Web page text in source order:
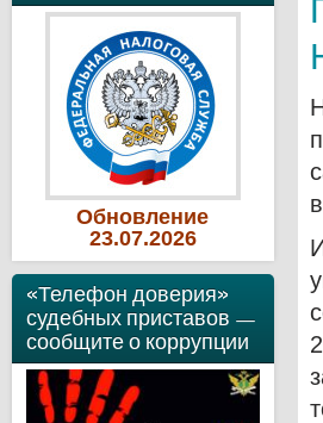
Обновление
23.07.2026
«Телефон доверия»
судебных приставов —
сообщите о коррупции